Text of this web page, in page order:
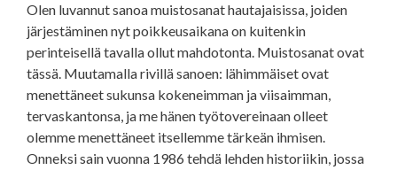
Olen luvannut sanoa muistosanat hautajaisissa, joiden
järjestäminen nyt poikkeusaikana on kuitenkin
perinteisellä tavalla ollut mahdotonta. Muistosanat ovat
tässä. Muutamalla rivillä sanoen: lähimmäiset ovat
menettäneet sukunsa kokeneimman ja viisaimman,
tervaskantonsa, ja me hänen työtovereinaan olleet
olemme menettäneet itsellemme tärkeän ihmisen.
Onneksi sain vuonna 1986 tehdä lehden historiikin, jossa